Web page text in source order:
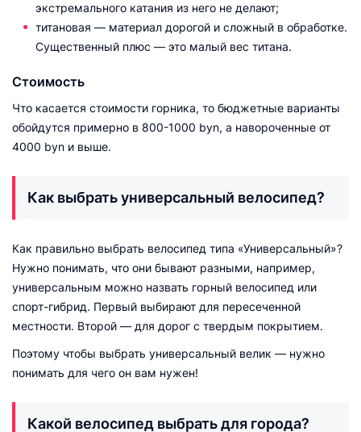
экстремального катания из него не делают;
титановая — материал дорогой и сложный в обработке.
Существенный плюс — это малый вес титана.
Стоимость
Что касается стоимости горника, то бюджетные варианты
обойдутся примерно в 800-1000 byn, а навороченные от
4000 byn и выше.
Как выбрать универсальный велосипед?
Как правильно выбрать велосипед типа «Универсальный»?
Нужно понимать, что они бывают разными, например,
универсальным можно назвать горный велосипед или
спорт-гибрид. Первый выбирают для пересеченной
местности. Второй — для дорог с твердым покрытием.
Поэтому чтобы выбрать универсальный велик — нужно
понимать для чего он вам нужен!
Какой велосипед выбрать для города?